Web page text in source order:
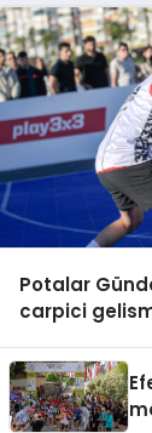
Potalar
carpici